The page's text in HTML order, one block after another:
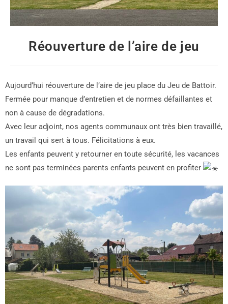
Réouverture de l’aire de jeu
Aujourd’hui réouverture de l’aire de jeu place du Jeu de Battoir.
Fermée pour manque d’entretien et de normes défaillantes et
non à cause de dégradations.
Avec leur adjoint, nos agents communaux ont très bien travaillé,
un travail qui sert à tous. Félicitations à eux.
Les enfants peuvent y retourner en toute sécurité, les vacances
ne sont pas terminées parents enfants peuvent en profiter